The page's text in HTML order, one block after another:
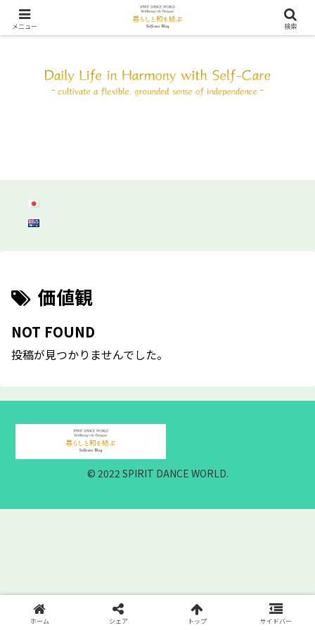
SDW ウェルビーイング ライフ デザイン ～自分と調和して心身共にしなやか
に自立しよう～
価値観
NOT FOUND
投稿が見つかりませんでした。
© 2022 SPIRIT DANCE WORLD.
メニュー 検索
ホーム シェア トップ サイドバー